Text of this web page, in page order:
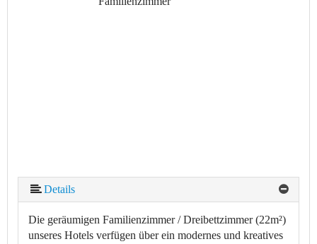
Details
Die geräumigen Familienzimmer / Dreibettzimmer (22m²)
unseres Hotels verfügen über ein modernes und kreatives